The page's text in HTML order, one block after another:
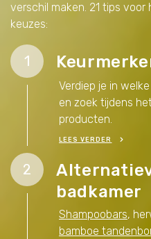
verschil maken. 21 tips
keuzes:
1
Verdiep je in
en zoek tijdens
producten.
LEES VERDER
2
badkamer
Shampoobars,
bamboe
Zeeschildpad